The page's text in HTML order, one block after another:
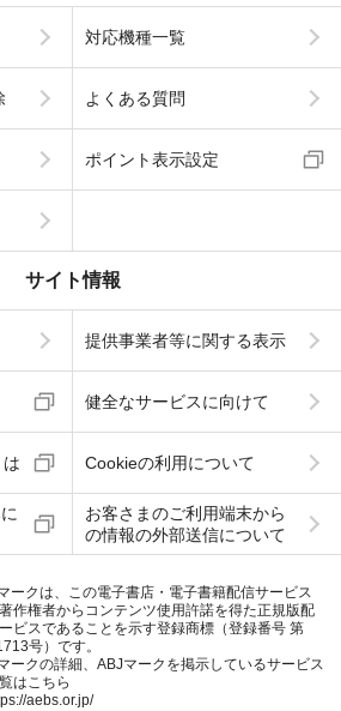
対応機種一覧
よくある質問
ポイント表示設定
サイト情報
提供事業者等に関する表示
健全なサービスに向けて
Cookieの利用について
お客さまのご利用端末から
の情報の外部送信について
ークは、この電子書店・電子書籍配信サービス
作権者からコンテンツ使用許諾を得た正規版配
ビスであることを示す登録商標（登録番号 第
号）です。
ークの詳細、ABJマークを掲示しているサービス
はこちら
aebs.or.jp/